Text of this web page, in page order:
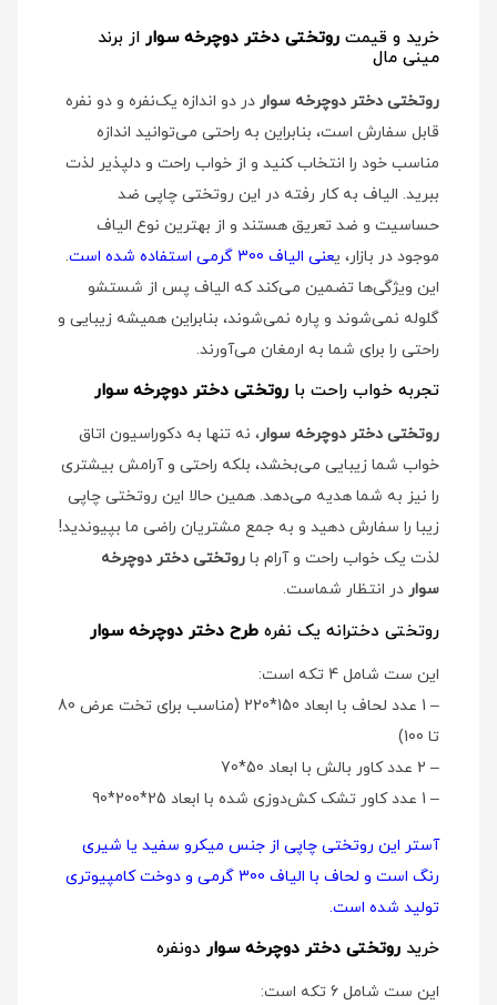
خرید و قیمت روتختی دختر دوچرخه سوار از برند
مینی مال
روتختی دختر دوچرخه سوار در دو اندازه یک‌نفره و دو نفره
قابل سفارش است، بنابراین به راحتی می‌توانید اندازه
مناسب خود را انتخاب کنید و از خواب راحت و دلپذیر لذت
ببرید. الیاف به کار رفته در این روتختی چاپی ضد
حساسیت و ضد تعریق هستند و از بهترین نوع الیاف
موجود در بازار، یعنی الیاف 300 گرمی استفاده شده است
.
این ویژگی‌ها تضمین می‌کند که الیاف پس از شستشو
گلوله نمی‌شوند و پاره نمی‌شوند، بنابراین همیشه زیبایی و
راحتی را برای شما به ارمغان می‌آورند.
تجربه خواب راحت با روتختی دختر دوچرخه سوار
روتختی دختر دوچرخه سوار، نه تنها به دکوراسیون اتاق
خواب شما زیبایی می‌بخشد، بلکه راحتی و آرامش بیشتری
را نیز به شما هدیه می‌دهد. همین حالا این روتختی چاپی
زیبا را سفارش دهید و به جمع مشتریان راضی ما بپیوندید!
لذت یک خواب راحت و آرام با روتختی دختر دوچرخه
سوار در انتظار شماست.
روتختی دخترانه یک نفره طرح دختر دوچرخه سوار
این ست شامل 4 تکه است:
– 1 عدد لحاف با ابعاد 150*220 (مناسب برای تخت عرض 80
تا 100)
– 2 عدد کاور بالش با ابعاد 50*70
– 1 عدد کاور تشک کش‌دوزی شده با ابعاد 25*200*90
آستر این روتختی چاپی از جنس میکرو سفید یا شیری
رنگ است و لحاف با الیاف 300 گرمی و دوخت کامپیوتری
تولید شده است.
خرید روتختی دختر دوچرخه سوار دو‌نفره
این ست شامل 6 تکه است: